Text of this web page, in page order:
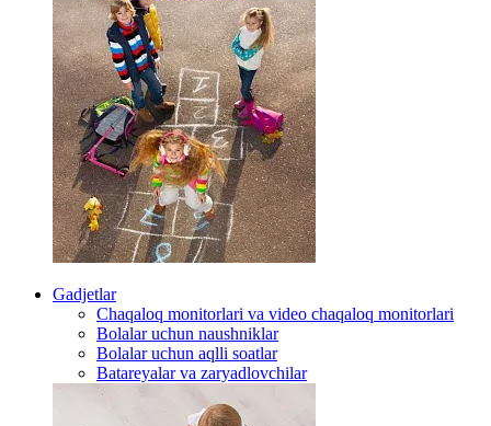
Gadjetlar
Chaqaloq monitorlari va video chaqaloq monitorlari
Bolalar uchun naushniklar
Bolalar uchun aqlli soatlar
Batareyalar va zaryadlovchilar